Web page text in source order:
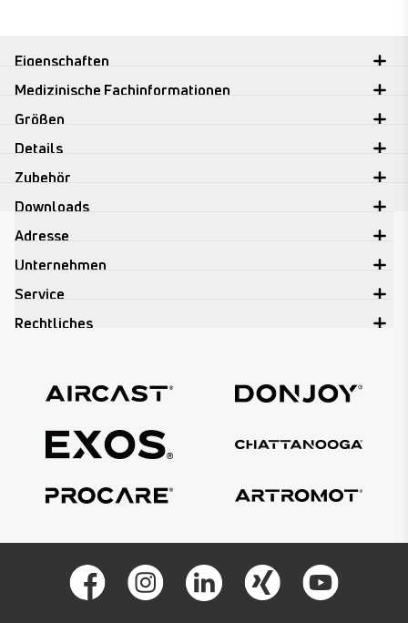
Eigenschaften
Medizinische Fachinformationen
Größen
Details
Zubehör
Downloads
Adresse
Unternehmen
Service
Rechtliches